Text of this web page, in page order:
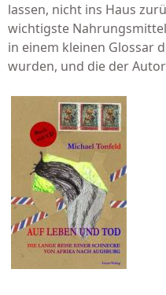
lassen, nicht ins Haus
wichtigste
in einem kleinen Glossar
wurden, und die der